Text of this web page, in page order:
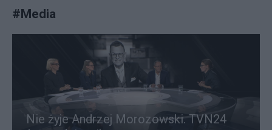
#Media
Nie żyje Andrzej Morozowski. TVN24